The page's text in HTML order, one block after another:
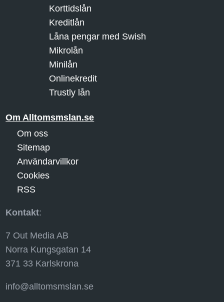
Korttidslån
Kreditlån
Låna pengar med Swish
Mikrolån
Minilån
Onlinekredit
Trustly lån
Om Alltomsmslan.se
Om oss
Sitemap
Användarvillkor
Cookies
RSS
Kontakt:
7 Out Media AB
Norra Kungsgatan 14
371 33 Karlskrona
info@alltomsmslan.se